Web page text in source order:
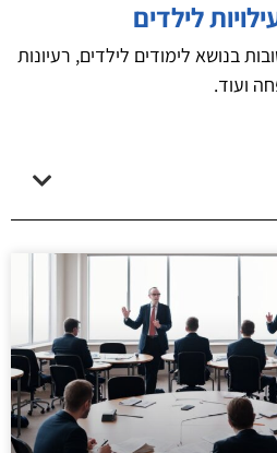
לילדים
בנושא לימודים לילדים, רעיונות
ועוד.